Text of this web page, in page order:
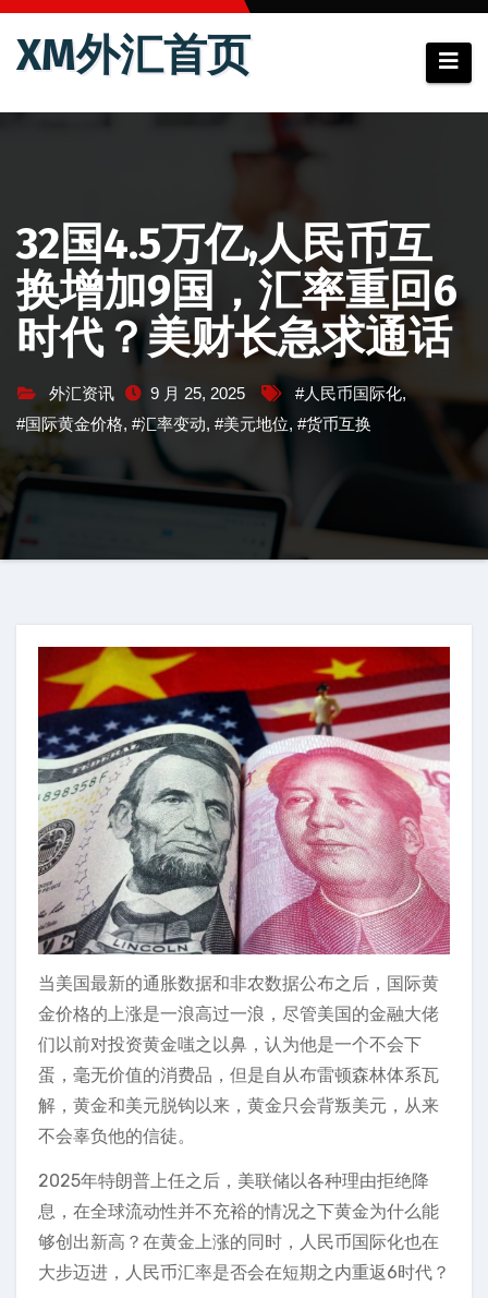
跳
XM外汇首页
32国4.5万亿,人民币互
换增加9国，汇率重回6
时代？美财长急求通话
外汇资讯 9 月 25, 2025 #人民币国际化,
#国际黄金价格, #汇率变动, #美元地位, #货币互换
当美国最新的通胀数据和非农数据公布之后，国际黄
金价格的上涨是一浪高过一浪，尽管美国的金融大佬
们以前对投资黄金嗤之以鼻，认为他是一个不会下
蛋，毫无价值的消费品，但是自从布雷顿森林体系瓦
解，黄金和美元脱钩以来，黄金只会背叛美元，从来
不会辜负他的信徒。
2025年特朗普上任之后，美联储以各种理由拒绝降
息，在全球流动性并不充裕的情况之下黄金为什么能
够创出新高？在黄金上涨的同时，人民币国际化也在
大步迈进，人民币汇率是否会在短期之内重返6时代？